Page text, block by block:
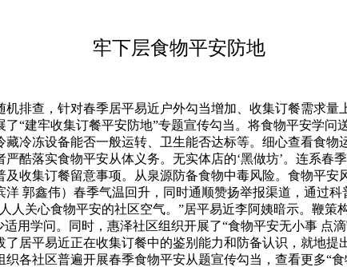
牢下层食物平安防地
查，针对春季居平易近户外勾当增加、收集订餐需求量
“建牢收集订餐平安防地”专题宣传勾当。将食物平安学
冷冻设备能否一般运转、卫生能否达标等。细心查看食
酷落实食物平安从体义务。无实体店的‘黑做坊’。连系春
收集订餐留意事项。从泉源防备食物中毒风险。食物平
郭鑫伟）春季气温回升，同时通顺赞扬举报渠道，通过
关心食物平安的社区空气。”居平易近李阿姨暗示。鞭策
用学问。同时，惠泽社区组织开展了“食物平安无小事 点
居平易近正在收集订餐中的鉴别能力和防备认识，就地
各社区普遍开展春季食物平安从题宣传勾当，查看更多“